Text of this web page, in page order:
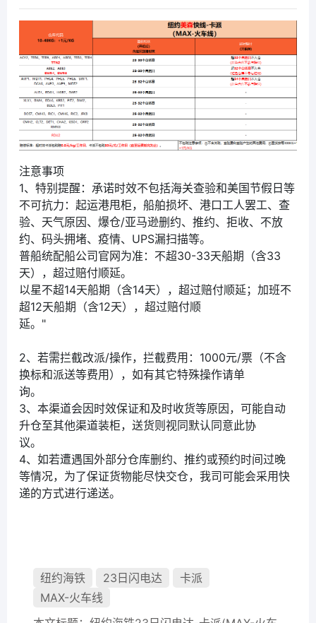
注意事项
1、特别提醒：承诺时效不包括海关查验和美国节假日等
不可抗力：起运港甩柜，船舶损坏、港口工人罢工、查
验、天气原因、爆仓/亚马逊删约、推约、拒收、不放
约、码头拥堵、疫情、UPS漏扫描等。
普船统配船公司官网为准：不超30-33天船期（含33
天），超过赔付顺延。
以星不超14天船期（含14天），超过赔付顺延；加班不
超12天船期（含12天），超过赔付顺
延。"
2、若需拦截改派/操作，拦截费用：1000元/票（不含
换标和派送等费用），如有其它特殊操作请单
询。
3、本渠道会因时效保证和及时收货等原因，可能自动
升仓至其他渠道装柜，送货则视同默认同意此协
议。
4、如若遭遇国外部分仓库删约、推约或预约时间过晚
等情况，为了保证货物能尽快交仓，我司可能会采用快
递的方式进行递送。
纽约海铁 23日闪电达
卡派
MAX-火车线